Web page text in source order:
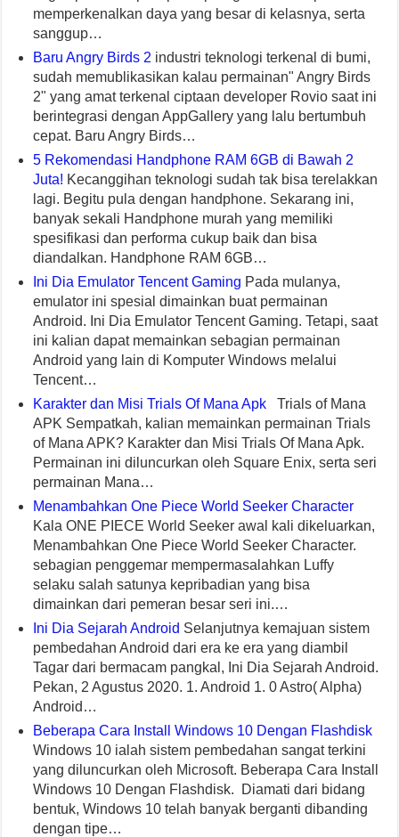
memperkenalkan daya yang besar di kelasnya, serta
sanggup…
Baru Angry Birds 2 industri teknologi terkenal di bumi,
sudah memublikasikan kalau permainan" Angry Birds
2" yang amat terkenal ciptaan developer Rovio saat ini
berintegrasi dengan AppGallery yang lalu bertumbuh
cepat. Baru Angry Birds…
5 Rekomendasi Handphone RAM 6GB di Bawah 2
Juta! Kecanggihan teknologi sudah tak bisa terelakkan
lagi. Begitu pula dengan handphone. Sekarang ini,
banyak sekali Handphone murah yang memiliki
spesifikasi dan performa cukup baik dan bisa
diandalkan. Handphone RAM 6GB…
Ini Dia Emulator Tencent Gaming Pada mulanya,
emulator ini spesial dimainkan buat permainan
Android. Ini Dia Emulator Tencent Gaming. Tetapi, saat
ini kalian dapat memainkan sebagian permainan
Android yang lain di Komputer Windows melalui
Tencent…
Karakter dan Misi Trials Of Mana Apk Trials of Mana
APK Sempatkah, kalian memainkan permainan Trials
of Mana APK? Karakter dan Misi Trials Of Mana Apk.
Permainan ini diluncurkan oleh Square Enix, serta seri
permainan Mana…
Menambahkan One Piece World Seeker Character
Kala ONE PIECE World Seeker awal kali dikeluarkan,
Menambahkan One Piece World Seeker Character.
sebagian penggemar mempermasalahkan Luffy
selaku salah satunya kepribadian yang bisa
dimainkan dari pemeran besar seri ini.…
Ini Dia Sejarah Android Selanjutnya kemajuan sistem
pembedahan Android dari era ke era yang diambil
Tagar dari bermacam pangkal, Ini Dia Sejarah Android.
Pekan, 2 Agustus 2020. 1. Android 1. 0 Astro( Alpha)
Android…
Beberapa Cara Install Windows 10 Dengan Flashdisk
Windows 10 ialah sistem pembedahan sangat terkini
yang diluncurkan oleh Microsoft. Beberapa Cara Install
Windows 10 Dengan Flashdisk. Diamati dari bidang
bentuk, Windows 10 telah banyak berganti dibanding
dengan tipe…